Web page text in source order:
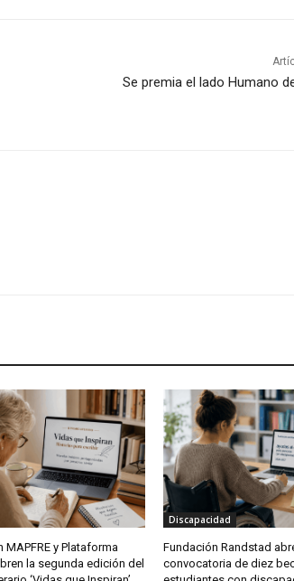
Se premia el lado Humano
MAPFRE y Plataforma
la segunda edición del
Discapacidad
Fundación Randstad
convocatoria de diez